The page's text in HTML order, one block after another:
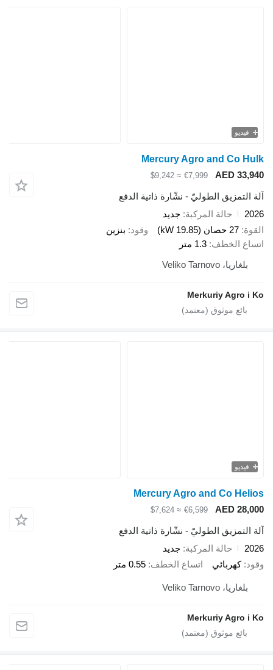
Mercury Agro and Co
AED
€7,999
≈ $9,242
الطوليّ - نشّارة ذاتية الدفع
حالة المركبة جديد
27 حصان (19.85 kW)
وقود
بنزين
الخطف
1.3 متر
Merkuriy
Mercury Agro and Co
AED
€6,599
≈ $7,624
الطوليّ - نشّارة ذاتية الدفع
حالة المركبة جديد
كهربائي
اتساع الخطف 0.55 متر
Merkuriy